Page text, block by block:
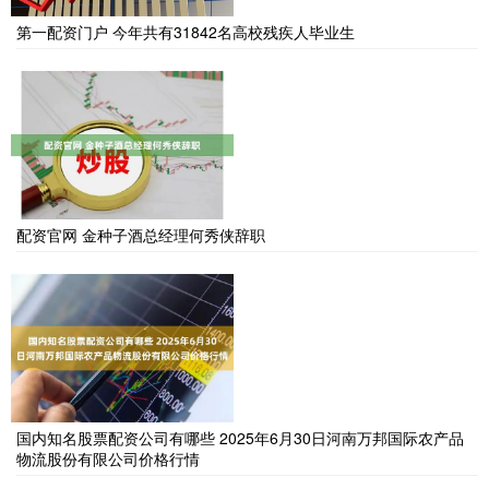
第一配资门户 今年共有31842名高校残疾人毕业生
配资官网 金种子酒总经理何秀侠辞职
国内知名股票配资公司有哪些 2025年6月30日河南万邦国际农产品
物流股份有限公司价格行情